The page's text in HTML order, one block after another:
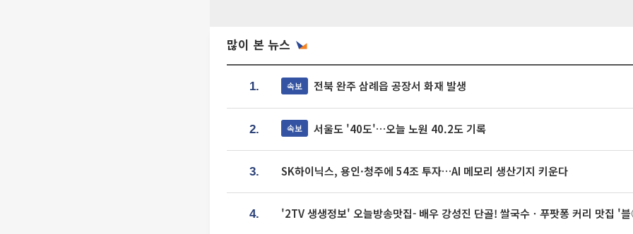
많이 본 뉴스
1. 속보 전북 완주 삼례읍 공장서 화재 발생
2. 속보 서울도 '40도'…오늘 노원 40.2도 기록
3. SK하이닉스, 용인·청주에 54조 투자…AI 메모리 생산기지 키운다
4. '2TV 생생정보' 오늘방송맛집- 배우 강성진 단골! 쌀국수ㆍ푸팟퐁 커리 맛